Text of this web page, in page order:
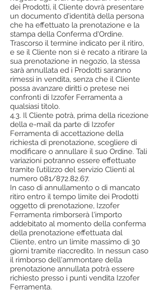
dei Prodotti, il Cliente dovrà presentare
un documento d'identità della persona
che ha effettuato la prenotazione e la
stampa della Conferma d'Ordine.
Trascorso il termine indicato per il ritiro,
e se il Cliente non si è recato a ritirare la
sua prenotazione in negozio, la stessa
sarà annullata ed i Prodotti saranno
rimessi in vendita, senza che il Cliente
possa avanzare diritti o pretese nei
confronti di Izzofer Ferramenta a
qualsiasi titolo.
4.3. Il Cliente potrà, prima della ricezione
della e-mail da parte di Izzofer
Ferramenta di accettazione della
richiesta di prenotazione, scegliere di
modificare o annullare il suo Ordine. Tali
variazioni potranno essere effettuate
tramite l’utilizzo del servizio Clienti al
numero 081/872.82.67.
In caso di annullamento o di mancato
ritiro entro il tempo limite dei Prodotti
oggetto di prenotazione, Izzofer
Ferramenta rimborserà l'importo
addebitato al momento della conferma
della prenotazione effettuata dal
Cliente, entro un limite massimo di 30
giorni tramite riaccredito. In nessun caso
il rimborso dell'ammontare della
prenotazione annullata potrà essere
richiesto presso i punti vendita Izzofer
Ferramenta.